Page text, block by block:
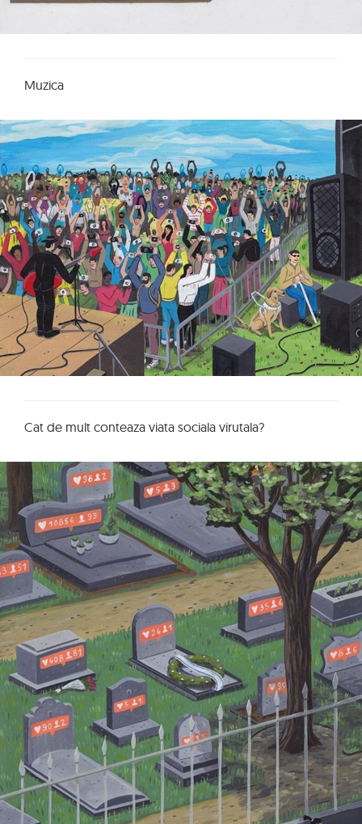
Muzica
Cat de mult conteaza viata sociala virutala?